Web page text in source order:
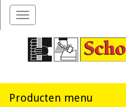
Toggle
navigation